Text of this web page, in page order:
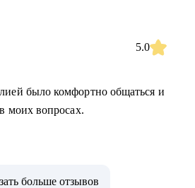
5.0
было комфортно общаться и
моих вопросах.
больше отзывов